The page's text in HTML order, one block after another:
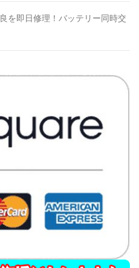
を即日修理！バッテリー同時交